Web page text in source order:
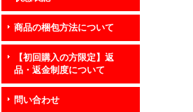
商品の梱包方法について
【初回購入の方限定】返
品・返金制度について
問い合わせ